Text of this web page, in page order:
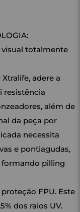
totalmente
adere a
resistência
além de
da peça por
necessita
e pontiagudas,
pilling
FPU. Este
dos raios UV.